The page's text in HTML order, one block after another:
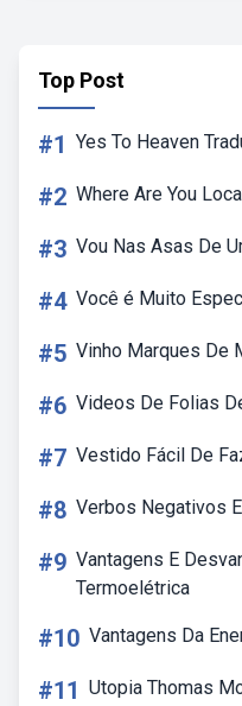
Top Post
#1 Yes To Heaven
#2 Where Are You
#3 Vou Nas Asas De
#4 Você é Muito
#5 Vinho Marques De
#6 Videos De Folias
#7 Vestido Fácil De
#8 Verbos Negativos
#9 Vantagens E
Termoelétrica
#10 Vantagens Da
#11 Utopia Thomas